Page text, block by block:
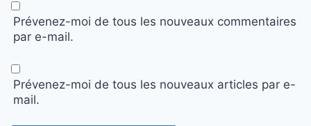
Prévenez-moi de tous les nouveaux commentaires
par e-mail.
Prévenez-moi de tous les nouveaux articles par e-
mail.